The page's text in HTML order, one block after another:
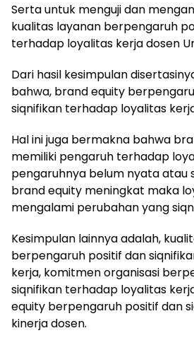
Serta untuk menguji dan
kualitas layanan berpengaruh
terhadap loyalitas kerja dosen
Dari hasil kesimpulan
bahwa, brand equity
siqnifikan terhadap loyalitas
Hal ini juga bermakna bahwa
memiliki pengaruh terhadap
pengaruhnya belum nyata atau
brand equity meningkat maka
mengalami perubahan yang
Kesimpulan lainnya adalah,
berpengaruh positif dan
kerja, komitmen organisasi
siqnifikan terhadap loyalitas
equity berpengaruh positif dan
kinerja dosen.